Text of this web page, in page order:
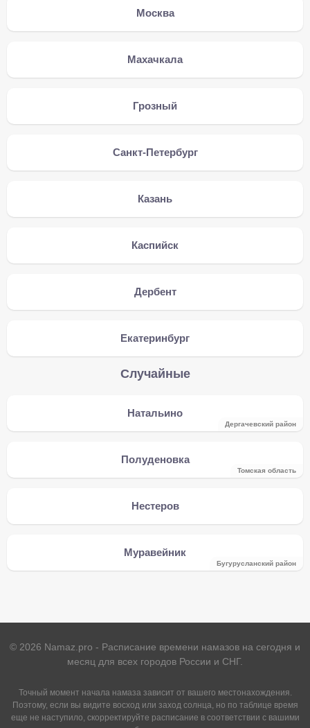
Москва
Махачкала
Грозный
Санкт-Петербург
Казань
Каспийск
Дербент
Екатеринбург
Случайные
Натальино
Дергачевский район
Полуденовка
Томская область
Нестеров
Муравейник
Бугурусланский район
© 2026 Namaz.pro - Расписание времени намазов на сегодня и
месяц для всех городов России и СНГ.
Точный момент начала намаза зависит от вашего местонахождения.
Поэтому, если вы видите восход или заход солнца, но по таблице время
еще не наступило, скорректируйте расписание в соответствии с вашими